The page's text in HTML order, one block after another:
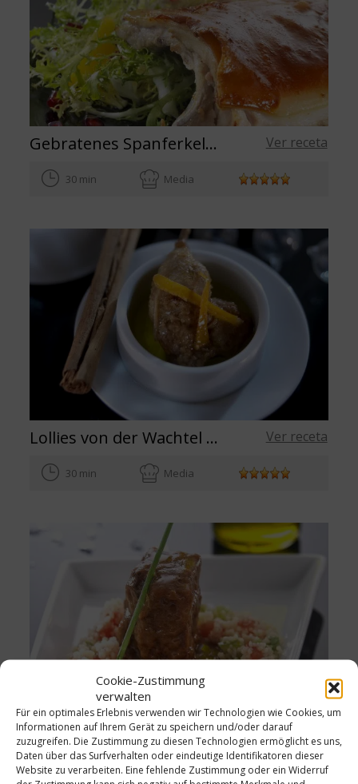
Cookie-Zustimmung
verwalten
Für ein optimales Erlebnis verwenden wir Technologien wie Cookies, um
Informationen auf Ihrem Gerät zu speichern und/oder darauf
zuzugreifen. Die Zustimmung zu diesen Technologien ermöglicht es uns,
Daten über das Surfverhalten oder eindeutige Identifikatoren dieser
Website zu verarbeiten. Eine fehlende Zustimmung oder ein Widerruf
Gebratenes Spanferkel und Endiviensalat mit Granatapfel und Orangen Ver receta
30 min Media
Lollies von der Wachtel mit Orangen-Zimt-Marinade Ver receta
30 min Media
Kalbsbäckchen mit Vanille und Gemüse-Couscous Ver receta
30 min Media